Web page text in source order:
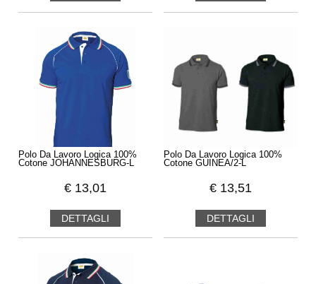
Polo Da Lavoro Logica 100%
Cotone JOHANNESBURG-L
€ 13,01
DETTAGLI
Polo Da Lavoro Logica 100%
Cotone GUINEA/2-L
€ 13,51
DETTAGLI